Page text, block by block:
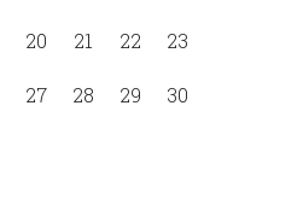
20 21 22 23
27 28 29 30